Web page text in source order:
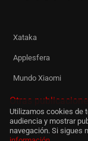
Xataka
Applesfera
Mundo Xiaomi
Otras
Utilizamos cookies de
audiencia y mostrar
navegación. Si sigues